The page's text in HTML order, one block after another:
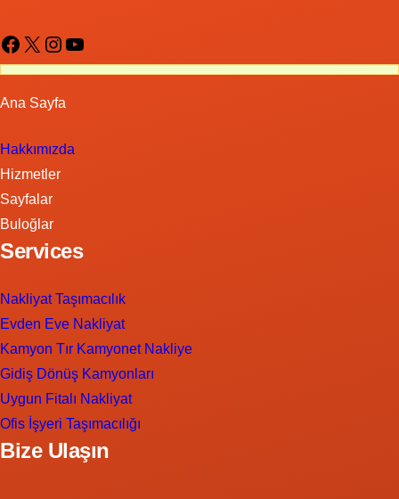
Facebook X Instagram YouTube
Ana Sayfa
Hakkımızda
Hizmetler
Sayfalar
Buloğlar
Services
Nakliyat Taşımacılık
Evden Eve Nakliyat
Kamyon Tır Kamyonet Nakliye
Gidiş Dönüş Kamyonları
Uygun Fitalı Nakliyat
Ofis İşyeri Taşımacılığı
Bize Ulaşın